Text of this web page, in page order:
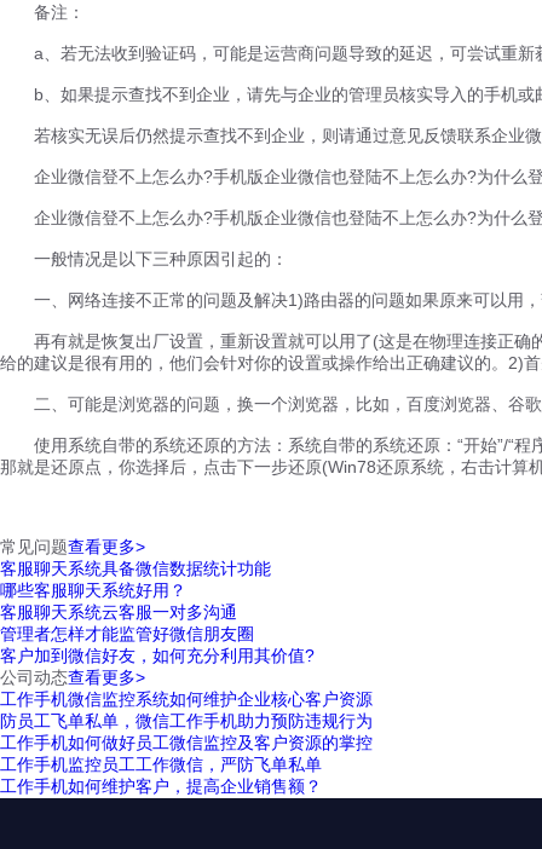
备注：
a、若无法收到验证码，可能是运营商问题导致的延迟，可尝试重新
b、如果提示查找不到企业，请先与企业的管理员核实导入的手机或
若核实无误后仍然提示查找不到企业，则请通过意见反馈联系企业
企业微信登不上怎么办?手机版企业微信也登陆不上怎么办?为什么登
企业微信登不上怎么办?手机版企业微信也登陆不上怎么办?为什么
一般情况是以下三种原因引起的：
一、网络连接不正常的问题及解决1)路由器的问题如果原来可以用
再有就是恢复出厂设置，重新设置就可以用了(这是在物理连接正确
给的建议是很有用的，他们会针对你的设置或操作给出正确建议的。2)
二、可能是浏览器的问题，换一个浏览器，比如，百度浏览器、谷
使用系统自带的系统还原的方法：系统自带的系统还原：“开始”/“程
那就是还原点，你选择后，点击下一步还原(Win78还原系统，右击计
常见问题查看更多>
客服聊天系统具备微信数据统计功能
哪些客服聊天系统好用？
客服聊天系统云客服一对多沟通
管理者怎样才能监管好微信朋友圈
客户加到微信好友，如何充分利用其价值?
公司动态查看更多>
工作手机微信监控系统如何维护企业核心客户资源
防员工飞单私单，微信工作手机助力预防违规行为
工作手机如何做好员工微信监控及客户资源的掌控
工作手机监控员工工作微信，严防飞单私单
工作手机如何维护客户，提高企业销售额？